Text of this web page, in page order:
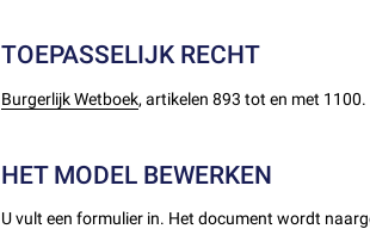
TOEPASSELIJK RECHT
Burgerlijk Wetboek, artikelen 893 tot en met 1100.
HET MODEL BEWERKEN
U vult een formulier in. Het document wordt